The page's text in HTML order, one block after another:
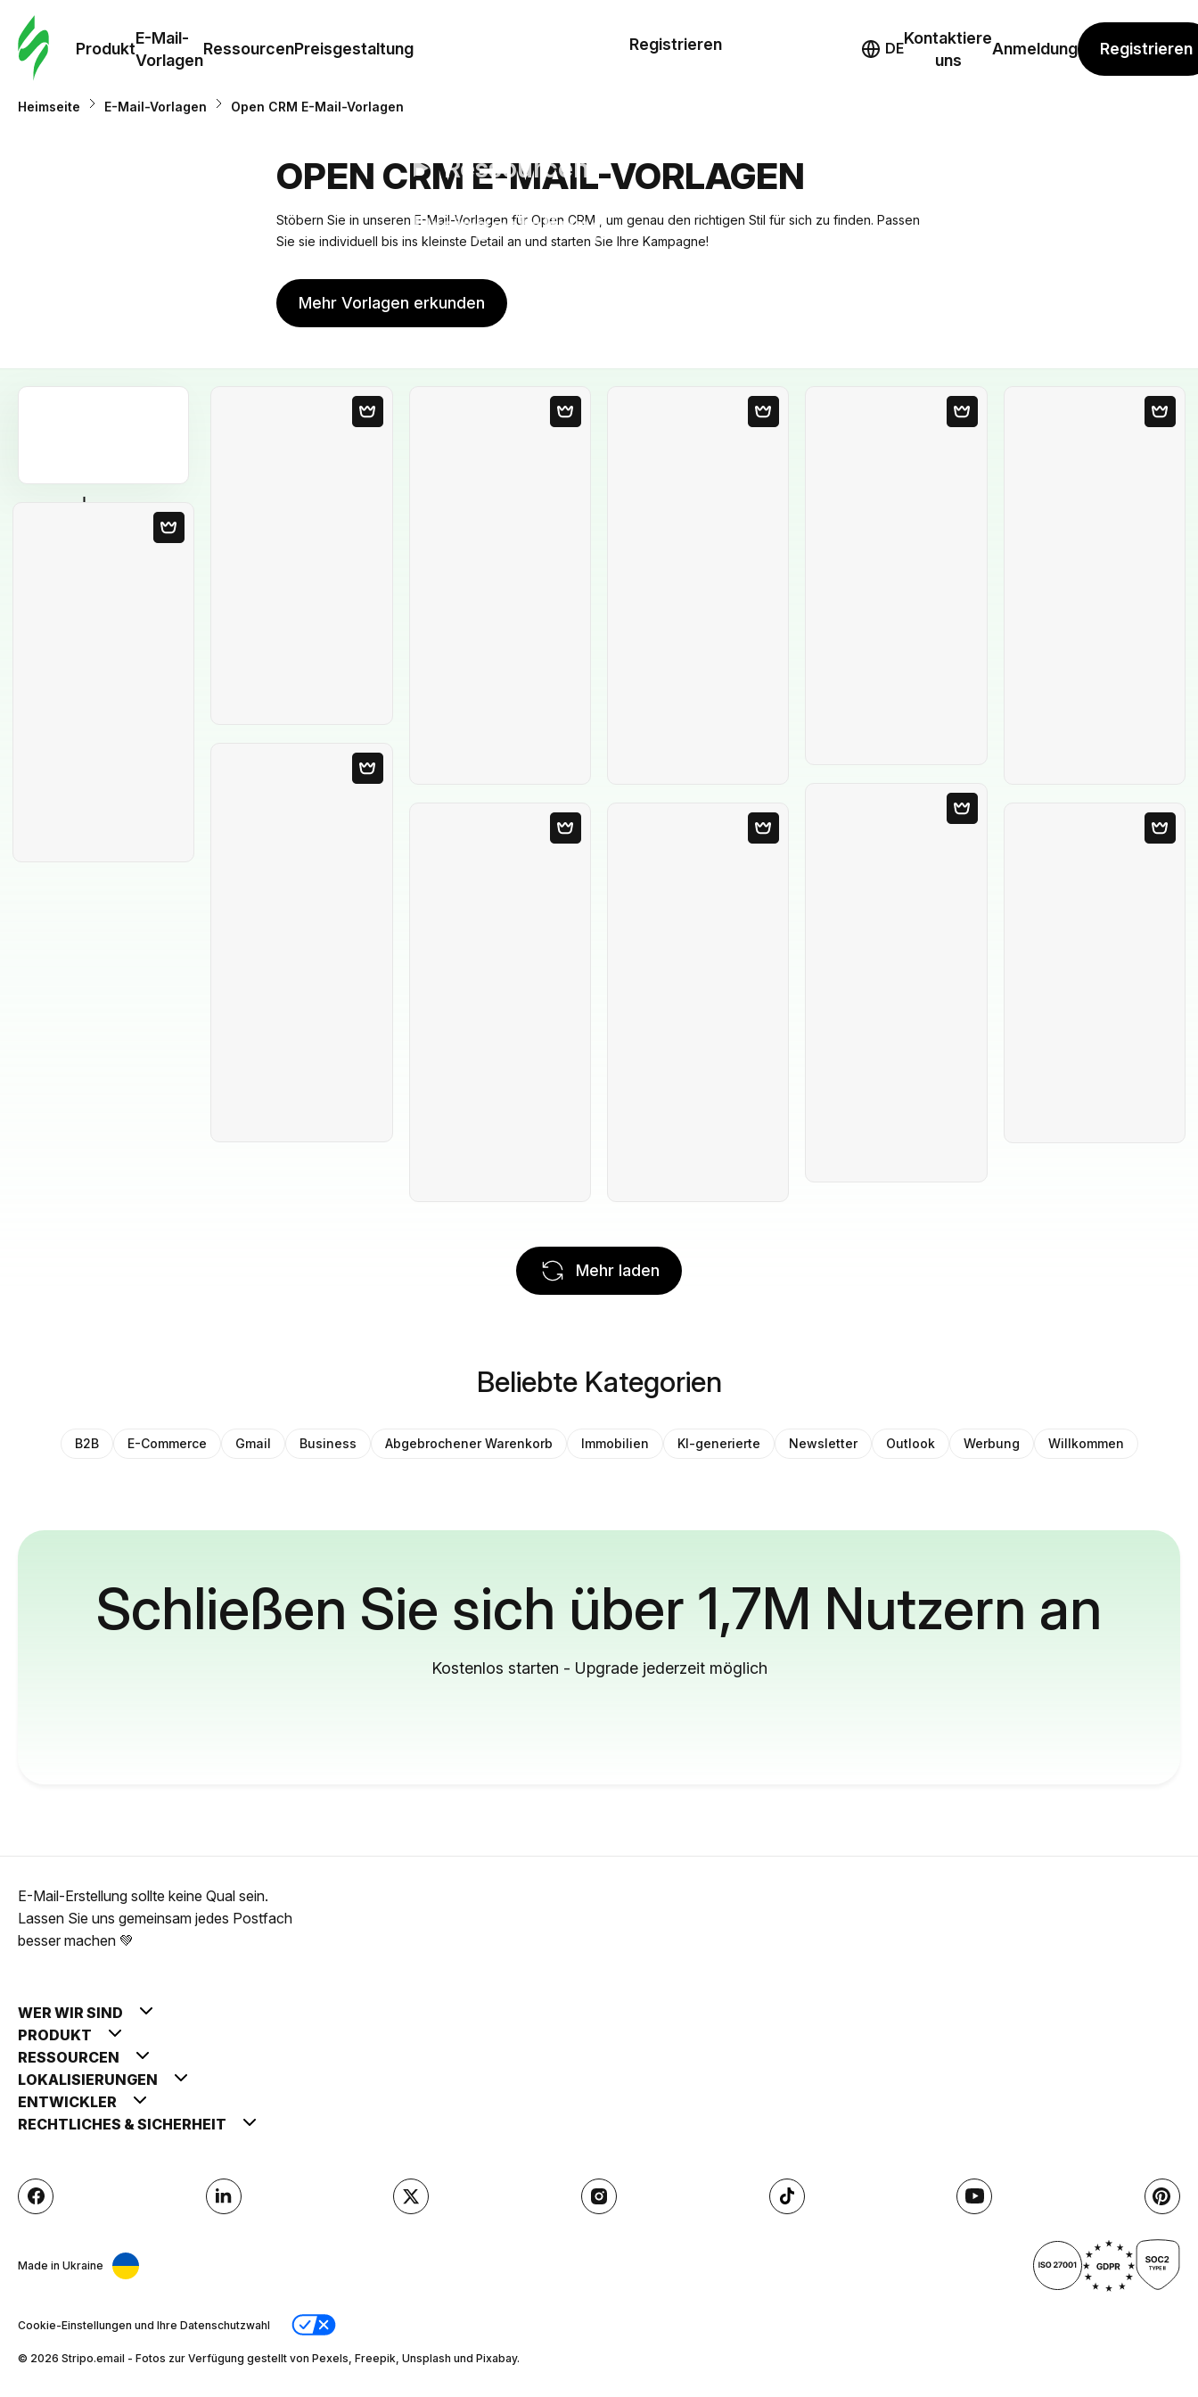
Produkt
E-Mail-
Vorlagen
RessourcenPreisgestaltung
Ressourcen
Preisgestaltung
Registrieren DE
Kontaktiere
uns
Anmeldung Registrieren
Heimseite E-Mail-Vorlagen Open CRM E-Mail-Vorlagen
OPEN CRM E-MAIL-VORLAGEN
Stöbern Sie in unseren E-Mail-Vorlagen für Open CRM , um genau den richtigen Stil für sich zu finden. Passen
Sie sie individuell bis ins kleinste Detail an und starten Sie Ihre Kampagne!
Mehr Vorlagen erkunden
Mehr laden
Beliebte Kategorien
B2B E-Commerce Gmail Business Abgebrochener Warenkorb Immobilien KI-generierte Newsletter Outlook Werbung Willkommen
Schließen Sie sich über 1,7M Nutzern an
Kostenlos starten - Upgrade jederzeit möglich
E-Mail-Erstellung sollte keine Qual sein.
Lassen Sie uns gemeinsam jedes Postfach
besser machen 💚
WER WIR SIND
PRODUKT
RESSOURCEN
LOKALISIERUNGEN
ENTWICKLER
RECHTLICHES & SICHERHEIT
Made in Ukraine
Cookie-Einstellungen und Ihre Datenschutzwahl
© 2026 Stripо.email - Fotos zur Verfügung gestellt von Pexels, Freepik, Unsplash und Pixabay.